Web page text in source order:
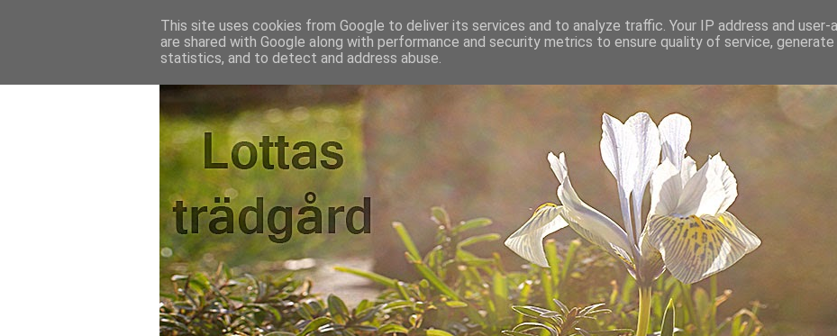
This site uses cookies from Google to deliver its services and to analyze traffic. Your IP address and user-
are shared with Google along with performance and security metrics to ensure quality of service, generate
statistics, and to detect and address abuse.